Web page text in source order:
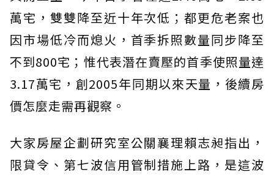
萬宅，雙雙降至近十年次低；都更危老案也
因市場低冷而熄火，首季拆照數量同步降至
不到800宅；惟代表潛在賣壓的首季使照量達
3.17萬宅，創2005年同期以來天量，後續房
價怎麼走需再觀察。
大家房屋企劃研究室公關襄理賴志昶指出，
限貸令、第七波信用管制措施上路，是這波